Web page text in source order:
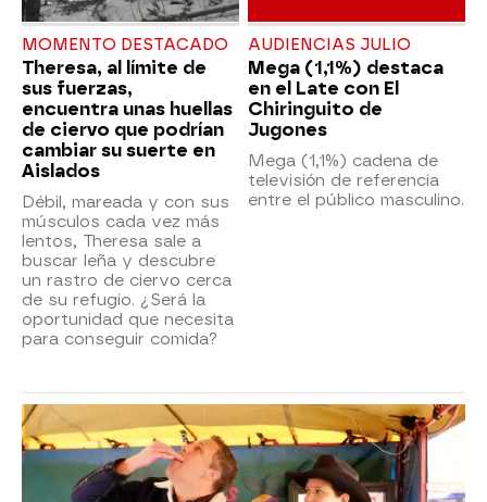
MOMENTO DESTACADO
Theresa, al límite de
sus fuerzas,
encuentra unas huellas
de ciervo que podrían
cambiar su suerte en
Aislados
Débil, mareada y con sus
músculos cada vez más
lentos, Theresa sale a
buscar leña y descubre
un rastro de ciervo cerca
de su refugio. ¿Será la
oportunidad que necesita
para conseguir comida?
AUDIENCIAS JULIO
Mega (1,1%) destaca
en el Late con El
Chiringuito de
Jugones
Mega (1,1%) cadena de
televisión de referencia
entre el público masculino.